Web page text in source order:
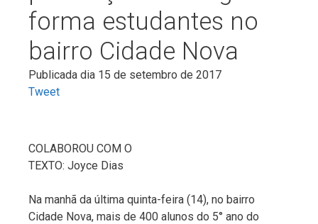
forma estudantes no
bairro Cidade Nova
Publicada dia 15 de setembro de 2017
Tweet
COLABOROU COM O
TEXTO: Joyce Dias
Na manhã da última quinta-feira (14), no bairro
Cidade Nova, mais de 400 alunos do 5° ano do